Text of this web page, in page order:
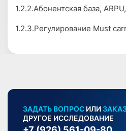
1.2.2.Абонентская база,
1.2.3.Регулирование Must
ЗАДАТЬ ВОПРОС ИЛИ
ДРУГОЕ ИССЛЕДОВАНИЕ